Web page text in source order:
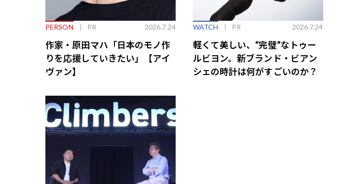
PERSON PR 2026.7.24
作家・原田マハ「日本のモノ作
りを応援していきたい」【アイ
ヴァン】
WATCH PR 2026.7.24
軽くて美しい、“完璧”なトゥー
ルビヨン。新ブランド・ビアン
シェの時計は何がすごいのか？